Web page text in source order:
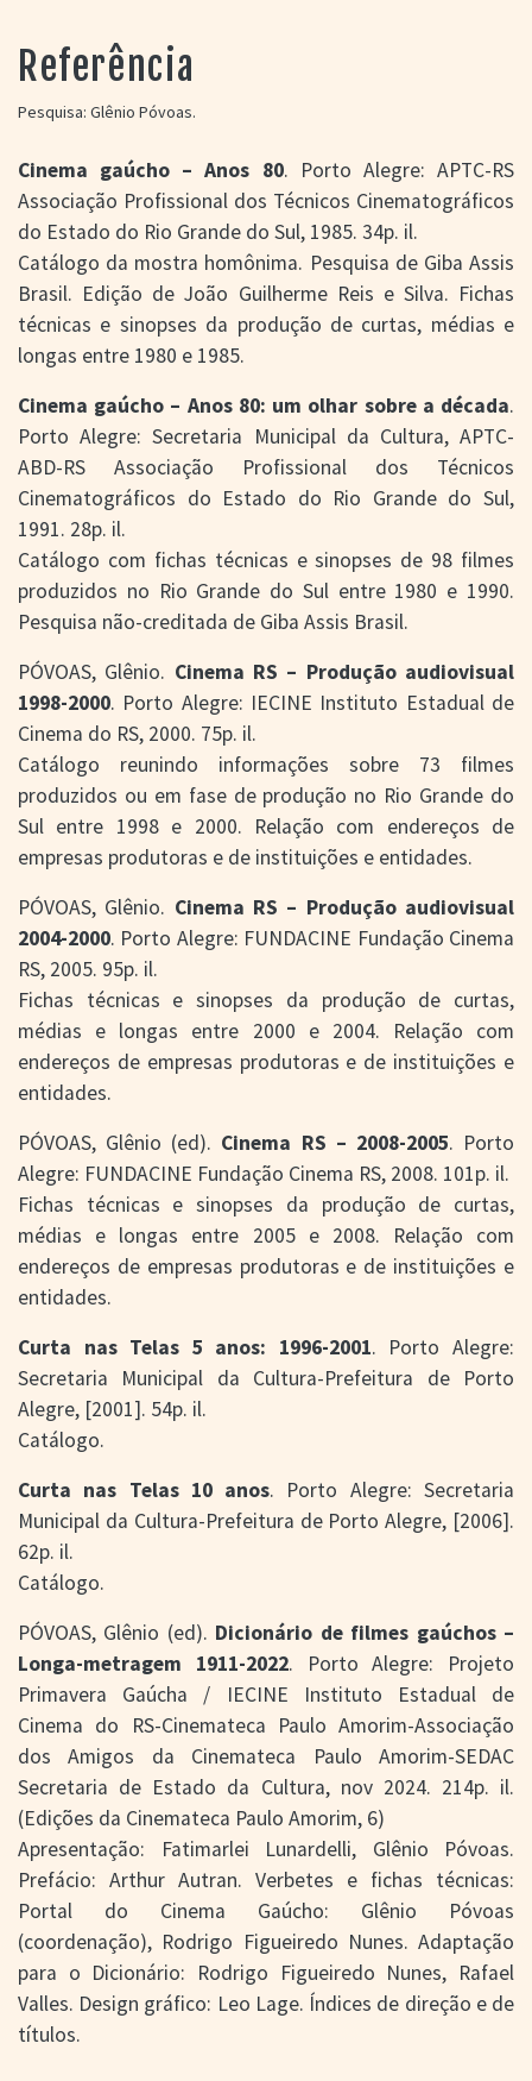
PORTAL DO
CINEMA GAÚCHO
> LISTA DE FILMES
> FILMOGRAFIAS DE
CINEASTAS
> DISCOGRAFIAS
> BIBLIOGRAFIAS
CONTATO E
LOCALIZAÇÃO
Referência
Pesquisa: Glênio Póvoas.
Cinema gaúcho – Anos 80. Porto Alegre: APTC-RS
Associação Profissional dos Técnicos Cinematográficos
do Estado do Rio Grande do Sul, 1985. 34p. il.
Catálogo da mostra homônima. Pesquisa de Giba Assis
Brasil. Edição de João Guilherme Reis e Silva. Fichas
técnicas e sinopses da produção de curtas, médias e
longas entre 1980 e 1985.
Cinema gaúcho – Anos 80: um olhar sobre a década.
Porto Alegre: Secretaria Municipal da Cultura, APTC-
ABD-RS Associação Profissional dos Técnicos
Cinematográficos do Estado do Rio Grande do Sul,
1991. 28p. il.
Catálogo com fichas técnicas e sinopses de 98 filmes
produzidos no Rio Grande do Sul entre 1980 e 1990.
Pesquisa não-creditada de Giba Assis Brasil.
PÓVOAS, Glênio. Cinema RS – Produção audiovisual
1998-2000. Porto Alegre: IECINE Instituto Estadual de
Cinema do RS, 2000. 75p. il.
Catálogo reunindo informações sobre 73 filmes
produzidos ou em fase de produção no Rio Grande do
Sul entre 1998 e 2000. Relação com endereços de
empresas produtoras e de instituições e entidades.
PÓVOAS, Glênio. Cinema RS – Produção audiovisual
2004-2000. Porto Alegre: FUNDACINE Fundação Cinema
RS, 2005. 95p. il.
Fichas técnicas e sinopses da produção de curtas,
médias e longas entre 2000 e 2004. Relação com
endereços de empresas produtoras e de instituições e
entidades.
PÓVOAS, Glênio (ed). Cinema RS – 2008-2005. Porto
Alegre: FUNDACINE Fundação Cinema RS, 2008. 101p. il.
Fichas técnicas e sinopses da produção de curtas,
médias e longas entre 2005 e 2008. Relação com
endereços de empresas produtoras e de instituições e
entidades.
Curta nas Telas 5 anos: 1996-2001. Porto Alegre:
Secretaria Municipal da Cultura-Prefeitura de Porto
Alegre, [2001]. 54p. il.
Catálogo.
Curta nas Telas 10 anos. Porto Alegre: Secretaria
Municipal da Cultura-Prefeitura de Porto Alegre, [2006].
62p. il.
Catálogo.
PÓVOAS, Glênio (ed). Dicionário de filmes gaúchos –
Longa-metragem 1911-2022. Porto Alegre: Projeto
Primavera Gaúcha / IECINE Instituto Estadual de
Cinema do RS-Cinemateca Paulo Amorim-Associação
dos Amigos da Cinemateca Paulo Amorim-SEDAC
Secretaria de Estado da Cultura, nov 2024. 214p. il.
(Edições da Cinemateca Paulo Amorim, 6)
Apresentação: Fatimarlei Lunardelli, Glênio Póvoas.
Prefácio: Arthur Autran. Verbetes e fichas técnicas:
Portal do Cinema Gaúcho: Glênio Póvoas
(coordenação), Rodrigo Figueiredo Nunes. Adaptação
para o Dicionário: Rodrigo Figueiredo Nunes, Rafael
Valles. Design gráfico: Leo Lage. Índices de direção e de
títulos.